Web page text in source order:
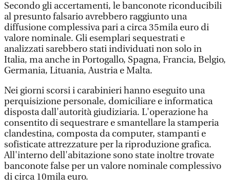
Secondo gli accertamenti, le banconote riconducibili
al presunto falsario avrebbero raggiunto una
diffusione complessiva pari a circa 35mila euro di
valore nominale. Gli esemplari sequestrati e
analizzati sarebbero stati individuati non solo in
Italia, ma anche in Portogallo, Spagna, Francia, Belgio,
Germania, Lituania, Austria e Malta.
Nei giorni scorsi i carabinieri hanno eseguito una
perquisizione personale, domiciliare e informatica
disposta dall'autorità giudiziaria. L'operazione ha
consentito di sequestrare e smantellare la stamperia
clandestina, composta da computer, stampanti e
sofisticate attrezzature per la riproduzione grafica.
All'interno dell'abitazione sono state inoltre trovate
banconote false per un valore nominale complessivo
di circa 10mila euro.